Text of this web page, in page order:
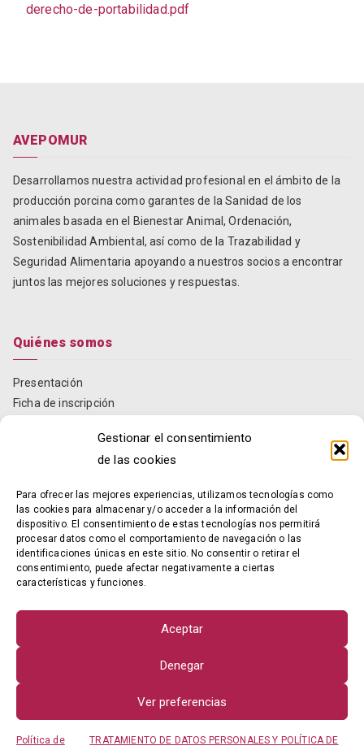
Gestionar el consentimiento
de las cookies
Para ofrecer las mejores experiencias, utilizamos tecnologías como
las cookies para almacenar y/o acceder a la información del
dispositivo. El consentimiento de estas tecnologías nos permitirá
procesar datos como el comportamiento de navegación o las
identificaciones únicas en este sitio. No consentir o retirar el
consentimiento, puede afectar negativamente a ciertas
características y funciones.
Aceptar
Denegar
Ver preferencias
Política de TRATAMIENTO DE DATOS PERSONALES Y POLÍTICA DE
derecho-de-portabilidad.pdf
AVEPOMUR
Desarrollamos nuestra actividad profesional en el ámbito de la
producción porcina como garantes de la Sanidad de los
animales basada en el Bienestar Animal, Ordenación,
Sostenibilidad Ambiental, así como de la Trazabilidad y
Seguridad Alimentaria apoyando a nuestros socios a encontrar
juntos las mejores soluciones y respuestas.
Quiénes somos
Presentación
Ficha de inscripción
Informes anuales
Localización y contacto
Contacto
Razón social: AVEPOMUR
NIF: G73940355
Dirección:Avda. Constitución, 13, entresuelo
30008 – Murcia – MURCIA
© Asociación de Veterinarios de Porcino de Murcia